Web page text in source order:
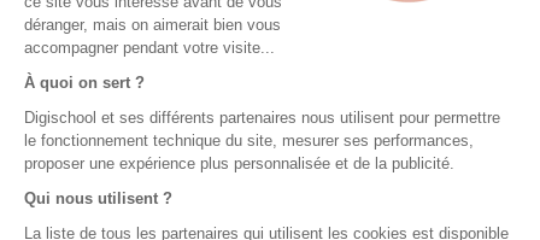
Notre chaîne Youtube
Chaîne Youtube Orientation
digiSchool Code